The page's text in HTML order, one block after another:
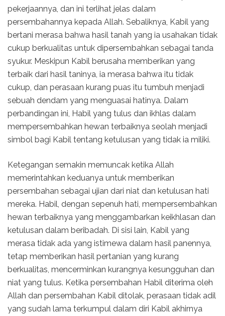
pekerjaannya, dan ini terlihat jelas dalam
persembahannya kepada Allah. Sebaliknya, Kabil yang
bertani merasa bahwa hasil tanah yang ia usahakan tidak
cukup berkualitas untuk dipersembahkan sebagai tanda
syukur. Meskipun Kabil berusaha memberikan yang
terbaik dari hasil taninya, ia merasa bahwa itu tidak
cukup, dan perasaan kurang puas itu tumbuh menjadi
sebuah dendam yang menguasai hatinya. Dalam
perbandingan ini, Habil yang tulus dan ikhlas dalam
mempersembahkan hewan terbaiknya seolah menjadi
simbol bagi Kabil tentang ketulusan yang tidak ia miliki.
Ketegangan semakin memuncak ketika Allah
memerintahkan keduanya untuk memberikan
persembahan sebagai ujian dari niat dan ketulusan hati
mereka. Habil, dengan sepenuh hati, mempersembahkan
hewan terbaiknya yang menggambarkan keikhlasan dan
ketulusan dalam beribadah. Di sisi lain, Kabil yang
merasa tidak ada yang istimewa dalam hasil panennya,
tetap memberikan hasil pertanian yang kurang
berkualitas, mencerminkan kurangnya kesungguhan dan
niat yang tulus. Ketika persembahan Habil diterima oleh
Allah dan persembahan Kabil ditolak, perasaan tidak adil
yang sudah lama terkumpul dalam diri Kabil akhirnya